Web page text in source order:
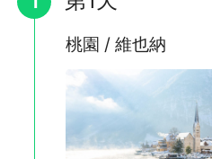
✨ 愛在歐洲・蜜月限定好禮 ✨
桃園 / 維也納